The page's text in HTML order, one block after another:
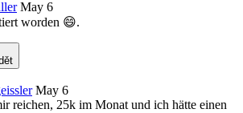
May 6
worden 😄.
May 6
reichen, 25k im Monat und ich hätte einen